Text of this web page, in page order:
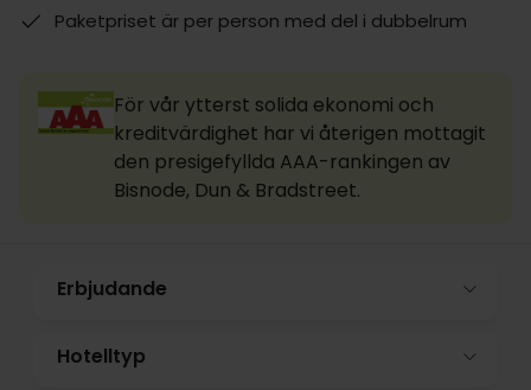
Paketpriset är per person med del i dubbelrum
För vår ytterst solida ekonomi och
kreditvärdighet har vi återigen mottagit
den presigefyllda AAA-rankingen av
Bisnode, Dun & Bradstreet.
Erbjudande
Hotelltyp